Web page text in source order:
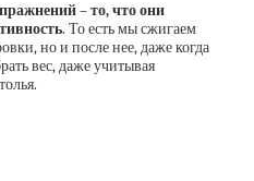
– то, что они
. То есть мы сжигаем
но и после нее, даже когда
вес, даже учитывая